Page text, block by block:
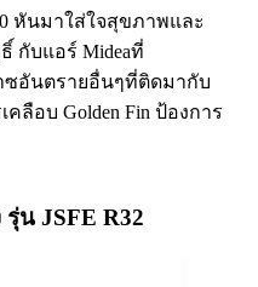
หันมาใส่ใจสุขภาพและ
กับแอร์ Mideaที่
าซอันตรายอื่นๆที่ติดมากับ
ลือบ Golden Fin ป้องการ
น JSFE R32